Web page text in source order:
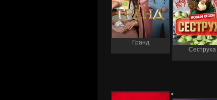
Гранд
Сеструха